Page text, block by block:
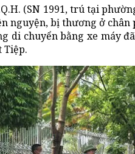
(SN 1991, trú tại
nguyện, bị thương ở
di chuyển bằng xe máy
Tiệp.